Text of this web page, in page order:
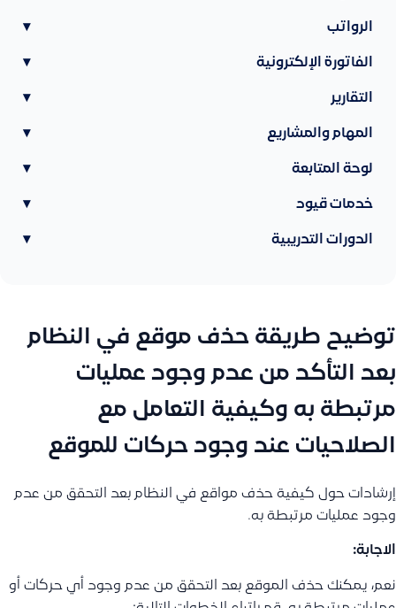
الرواتب ▾
الفاتورة الإلكترونية ▾
التقارير ▾
المهام والمشاريع ▾
لوحة المتابعة ▾
خدمات قيود ▾
الدورات التدريبية ▾
توضيح طريقة حذف موقع في النظام
بعد التأكد من عدم وجود عمليات
مرتبطة به وكيفية التعامل مع
الصلاحيات عند وجود حركات للموقع
إرشادات حول كيفية حذف مواقع في النظام بعد التحقق من عدم
وجود عمليات مرتبطة به.
الاجابة:
نعم، يمكنك حذف الموقع بعد التحقق من عدم وجود أي حركات أو